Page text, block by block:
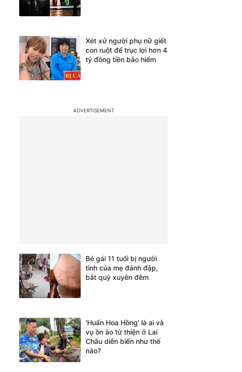
Xét xử người phụ nữ giết
con ruột để trục lợi hơn 4
tỷ đồng tiền bảo hiểm
Bé gái 11 tuổi bị người
tình của mẹ đánh đập,
bắt quỳ xuyên đêm
'Huấn Hoa Hồng' là ai và
vụ ồn ào từ thiện ở Lai
Châu diễn biến như thế
nào?